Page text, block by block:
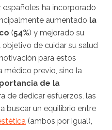
ha incorporado
aumentado la
(54%) y mejorado su
objetivo de cuidar su salud
para estos
médico previo, sino la
de la
de dedicar esfuerzos, las
buscar un equilibrio entre
(ambos por igual),